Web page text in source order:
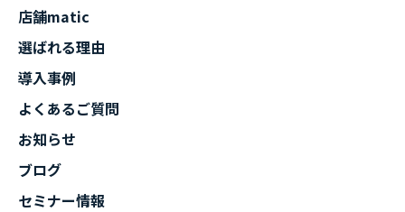
店舗matic
選ばれる理由
導入事例
よくあるご質問
お知らせ
ブログ
セミナー情報